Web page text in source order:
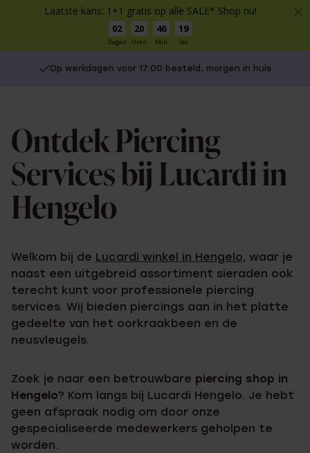
Laatste kans: 1+1 gratis op alle SALE* Shop nu!
02
Dagen
20
Uren
46
Min
19
Sec
Op werkdagen voor 17:00 besteld, morgen in huis
Ontdek Piercing
Services bij Lucardi in
Hengelo
Welkom bij de Lucardi winkel in Hengelo, waar je
naast een uitgebreid assortiment sieraden ook
terecht kunt voor professionele piercing
services. Wij bieden piercings aan in het platte
gedeelte van het oorkraakbeen en de
neusvleugels.
Zoek je naar een betrouwbare piercing shop in
Hengelo? Kom langs bij Lucardi Hengelo. Je hebt
geen afspraak nodig om door onze
gespecialiseerde medewerkers geholpen te
worden.